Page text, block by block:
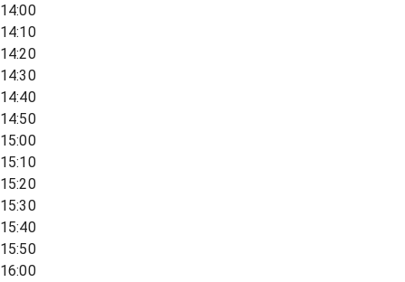
14:00
14:10
14:20
14:30
14:40
14:50
15:00
15:10
15:20
15:30
15:40
15:50
16:00